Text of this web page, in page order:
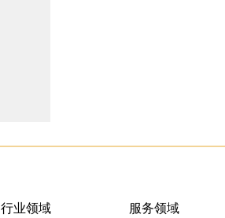
行业领域 服务领域